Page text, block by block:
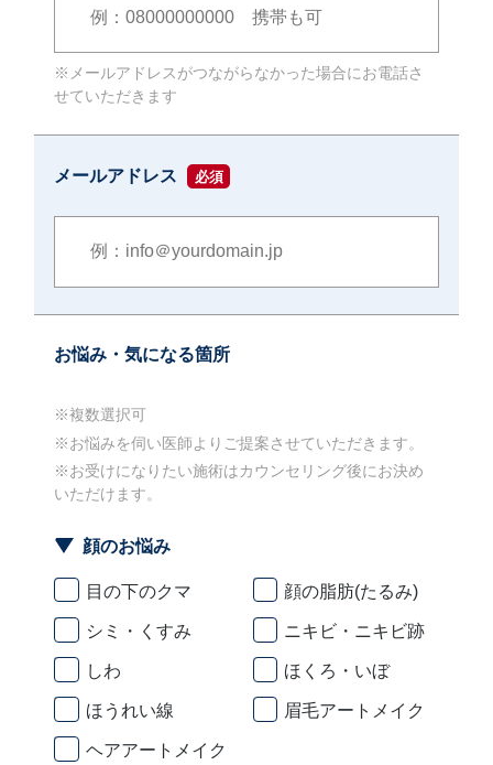
※メールアドレスがつながらなかった場合にお電話さ
せていただきます
メールアドレス 必須
お悩み・気になる箇所
※複数選択可
※お悩みを伺い医師よりご提案させていただきます。
※お受けになりたい施術はカウンセリング後にお決め
いただけます。
顔のお悩み
目の下のクマ 顔の脂肪(たるみ)
シミ・くすみ ニキビ・ニキビ跡
しわ ほくろ・いぼ
ほうれい線 眉毛アートメイク
ヘアアートメイク